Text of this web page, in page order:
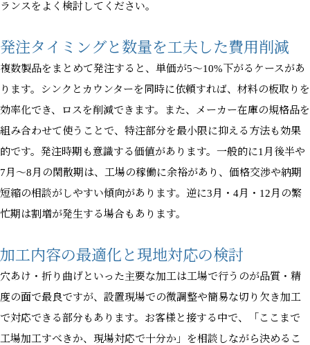
ランスをよく検討してください。
発注タイミングと数量を工夫した費用削減
複数製品をまとめて発注すると、単価が5〜10%下がるケースがあ
ります。シンクとカウンターを同時に依頼すれば、材料の板取りを
効率化でき、ロスを削減できます。また、メーカー在庫の規格品を
組み合わせて使うことで、特注部分を最小限に抑える方法も効果
的です。発注時期も意識する価値があります。一般的に1月後半や
7月〜8月の閑散期は、工場の稼働に余裕があり、価格交渉や納期
短縮の相談がしやすい傾向があります。逆に3月・4月・12月の繁
忙期は割増が発生する場合もあります。
加工内容の最適化と現地対応の検討
穴あけ・折り曲げといった主要な加工は工場で行うのが品質・精
度の面で最良ですが、設置現場での微調整や簡易な切り欠き加工
で対応できる部分もあります。お客様と接する中で、「ここまで
工場加工すべきか、現場対応で十分か」を相談しながら決めるこ